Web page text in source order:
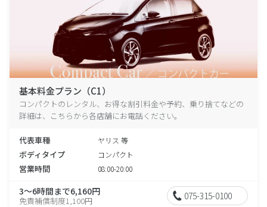
基本料金プラン（C1）
コンパクトのレンタル、お得な割引料金や予約、乗り捨てなどの
詳細は、こちらから各店舗にお電話ください。
代表車種 ヤリス 等
ボディタイプ コンパクト
営業時間 08:00-20:00
3～6時間まで6,160円
免責補償制度1,100円 075-315-0100